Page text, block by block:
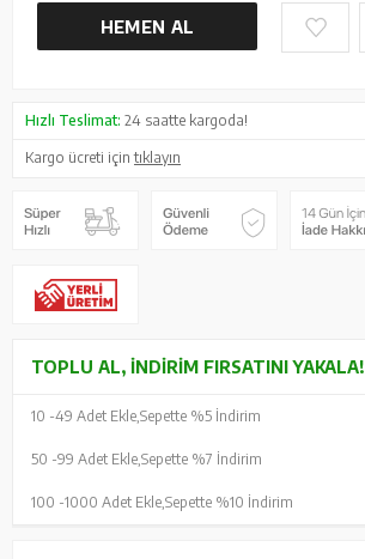
HEMEN AL
Hızlı Teslimat: 24 saatte kargoda!
Kargo ücreti içintıklayın
TOPLU AL, İNDIRIM FIRSATINI YAKALA!
10 -49 Adet Ekle, Sepette %5 İndirim
50 -99 Adet Ekle, Sepette %7 İndirim
100 -1000 Adet Ekle, Sepette %10 İndirim